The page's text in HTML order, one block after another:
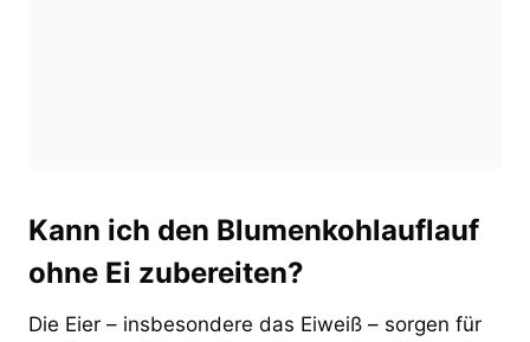
Kann ich den Blumenkohlauflauf
ohne Ei zubereiten?
Die Eier – insbesondere das Eiweiß – sorgen für